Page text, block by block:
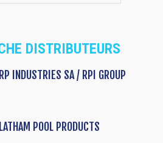
DISTRIBUTEURS
RP INDUSTRIES SA / RPI GROUP
LATHAM POOL PRODUCTS